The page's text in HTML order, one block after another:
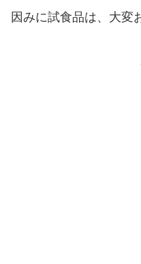
因みに試食品は、大変